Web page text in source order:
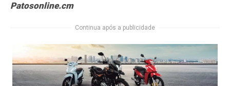
Patosonline.cm
Continua após a publicidade